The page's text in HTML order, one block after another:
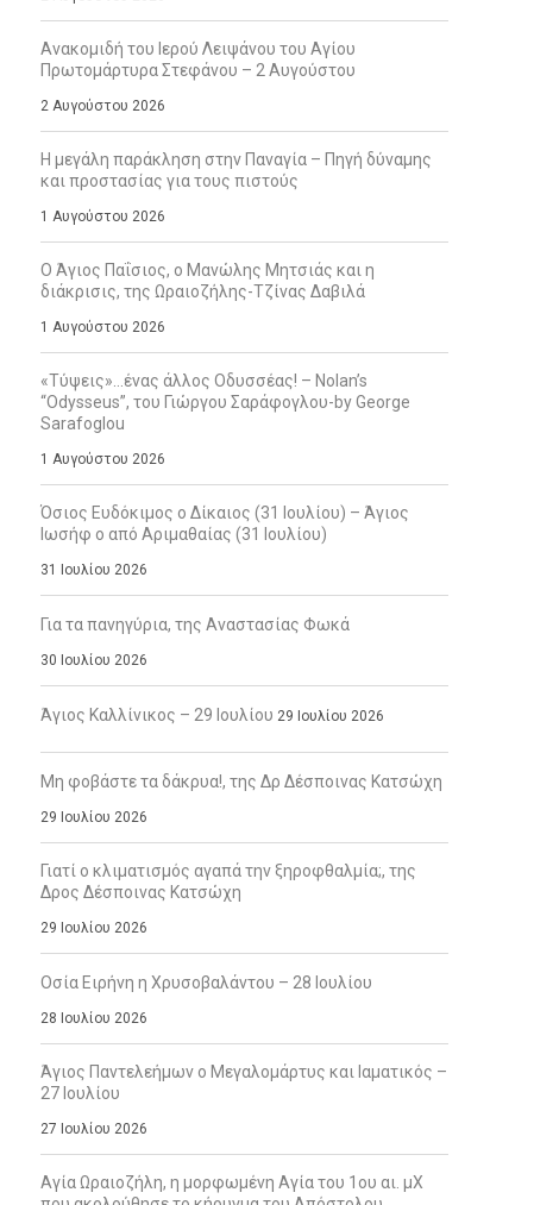
Ανακομιδή του Ιερού Λειψάνου του Αγίου
Πρωτομάρτυρα Στεφάνου – 2 Αυγούστου
2 Αυγούστου 2026
Η μεγάλη παράκληση στην Παναγία – Πηγή δύναμης
και προστασίας για τους πιστούς
1 Αυγούστου 2026
Ο Άγιος Παΐσιος, ο Μανώλης Μητσιάς και η
διάκρισις, της Ωραιοζήλης-Τζίνας Δαβιλά
1 Αυγούστου 2026
«Τύψεις»…ένας άλλος Οδυσσέας! – Nolan’s
“Odysseus”, του Γιώργου Σαράφογλου-by George
Sarafoglou
1 Αυγούστου 2026
Όσιος Ευδόκιμος ο Δίκαιος (31 Ιουλίου) – Άγιος
Ιωσήφ ο από Αριμαθαίας (31 Ιουλίου)
31 Ιουλίου 2026
Για τα πανηγύρια, της Αναστασίας Φωκά
30 Ιουλίου 2026
Άγιος Καλλίνικος – 29 Ιουλίου 29 Ιουλίου 2026
Μη φοβάστε τα δάκρυα!, της Δρ Δέσποινας Κατσώχη
29 Ιουλίου 2026
Γιατί ο κλιματισμός αγαπά την ξηροφθαλμία;, της
Δρος Δέσποινας Κατσώχη
29 Ιουλίου 2026
Οσία Ειρήνη η Χρυσοβαλάντου – 28 Ιουλίου
28 Ιουλίου 2026
Άγιος Παντελεήμων ο Μεγαλομάρτυς και Ιαματικός –
27 Ιουλίου
27 Ιουλίου 2026
Αγία Ωραιοζήλη, η μορφωμένη Αγία του 1ου αι. μΧ